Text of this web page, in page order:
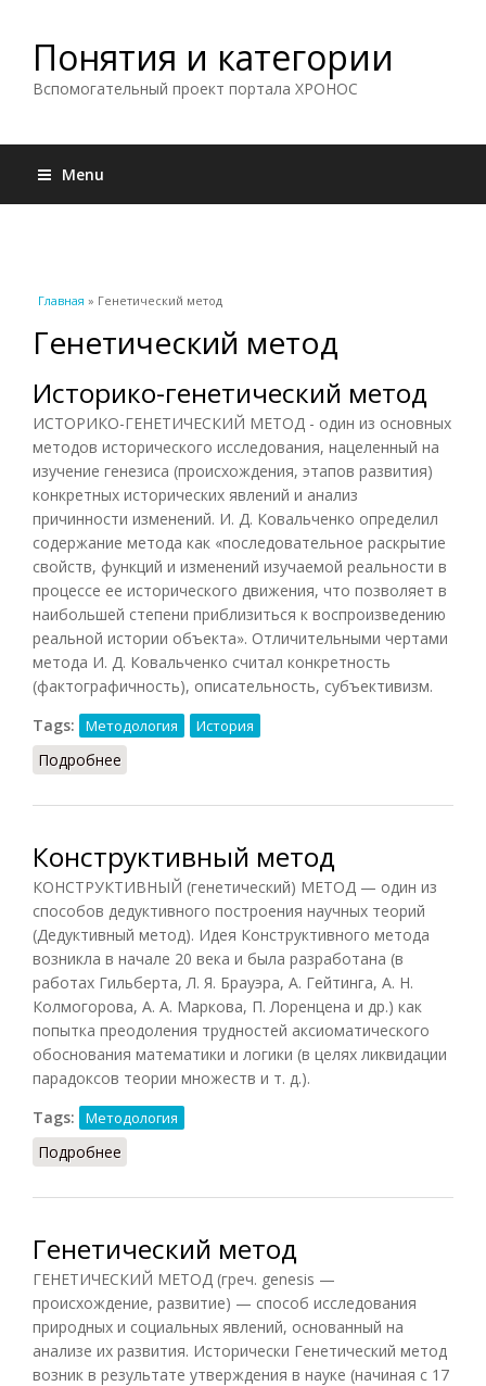
Понятия и категории
Вспомогательный проект портала ХРОНОС
Menu
Вы здесь
Главная » Генетический метод
Генетический метод
Историко-генетический метод
ИСТОРИКО-ГЕНЕТИЧЕСКИЙ МЕТОД - один из основных
методов исторического исследования, нацеленный на
изучение генезиса (происхождения, этапов развития)
конкретных исторических явлений и анализ
причинности изменений. И. Д. Ковальченко определил
содержание метода как «последовательное раскрытие
свойств, функций и изменений изучаемой реальности в
процессе ее исторического движения, что позволяет в
наибольшей степени приблизиться к воспроизведению
реальной истории объекта». Отличительными чертами
метода И. Д. Ковальченко считал конкретность
(фактографичность), описательность, субъективизм.
Tags:
Методология История
Подробнее
Конструктивный метод
КОНСТРУКТИВНЫЙ (генетический) МЕТОД — один из
способов дедуктивного построения научных теорий
(Дедуктивный метод). Идея Конструктивного метода
возникла в начале 20 века и была разработана (в
работах Гильберта, Л. Я. Брауэра, А. Гейтинга, А. Н.
Колмогорова, А. А. Маркова, П. Лоренцена и др.) как
попытка преодоления трудностей аксиоматического
обоснования математики и логики (в целях ликвидации
парадоксов теории множеств и т. д.).
Tags:
Методология
Подробнее
Генетический метод
ГЕНЕТИЧЕСКИЙ МЕТОД (греч. genesis —
происхождение, развитие) — способ исследования
природных и социальных явлений, основанный на
анализе их развития. Исторически Генетический метод
возник в результате утверждения в науке (начиная с 17